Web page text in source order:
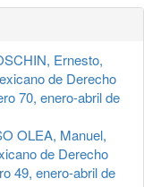
Ernesto,
de Derecho
70, enero-abril de
OLEA, Manuel,
de Derecho
49, enero-abril de